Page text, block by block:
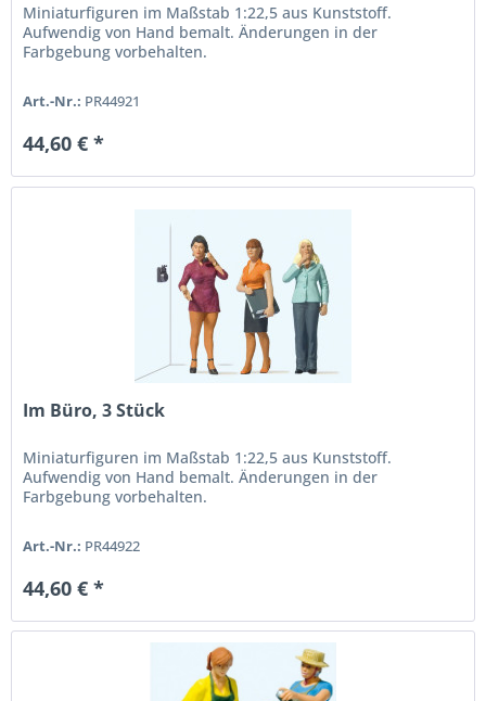
Miniaturfiguren im Maßstab 1:22,5 aus Kunststoff.
Aufwendig von Hand bemalt. Änderungen in der
Farbgebung vorbehalten.
Art.-Nr.: PR44921
44,60 € *
Im Büro, 3 Stück
Miniaturfiguren im Maßstab 1:22,5 aus Kunststoff.
Aufwendig von Hand bemalt. Änderungen in der
Farbgebung vorbehalten.
Art.-Nr.: PR44922
44,60 € *